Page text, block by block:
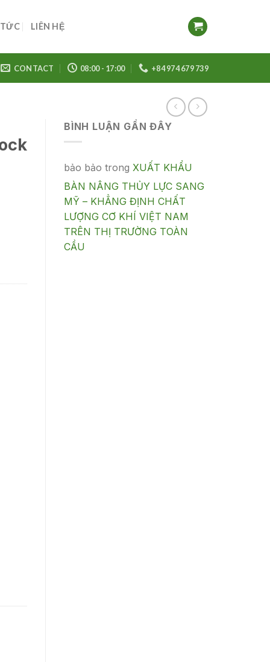
LIÊN HỆ
CONTACT 08:00 - 17:00 +84 974 679 739
BÌNH LUẬN GẦN ĐÂY
bảo bảo trong XUẤT KHẨU
BÀN NÂNG THỦY LỰC SANG
MỸ – KHẲNG ĐỊNH CHẤT
LƯỢNG CƠ KHÍ VIỆT NAM
TRÊN THỊ TRƯỜNG TOÀN
CẦU